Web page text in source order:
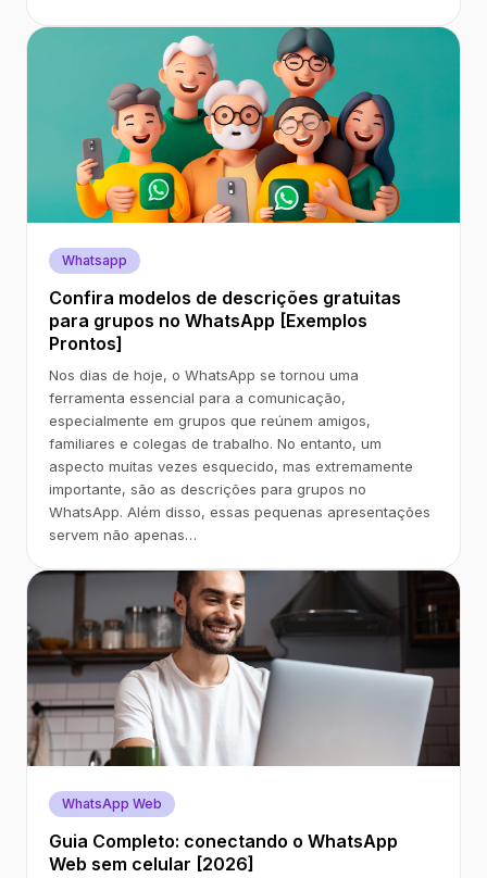
Whatsapp
Confira modelos de descrições gratuitas
para grupos no WhatsApp [Exemplos
Prontos]
Nos dias de hoje, o WhatsApp se tornou uma
ferramenta essencial para a comunicação,
especialmente em grupos que reúnem amigos,
familiares e colegas de trabalho. No entanto, um
aspecto muitas vezes esquecido, mas extremamente
importante, são as descrições para grupos no
WhatsApp. Além disso, essas pequenas apresentações
servem não apenas…
WhatsApp Web
Guia Completo: conectando o WhatsApp
Web sem celular [2026]